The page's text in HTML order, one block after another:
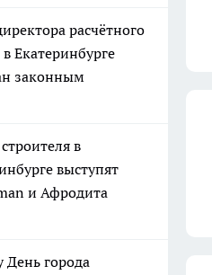
расчётного
Екатеринбурге
законным
в
выступят
и Афродита
День города